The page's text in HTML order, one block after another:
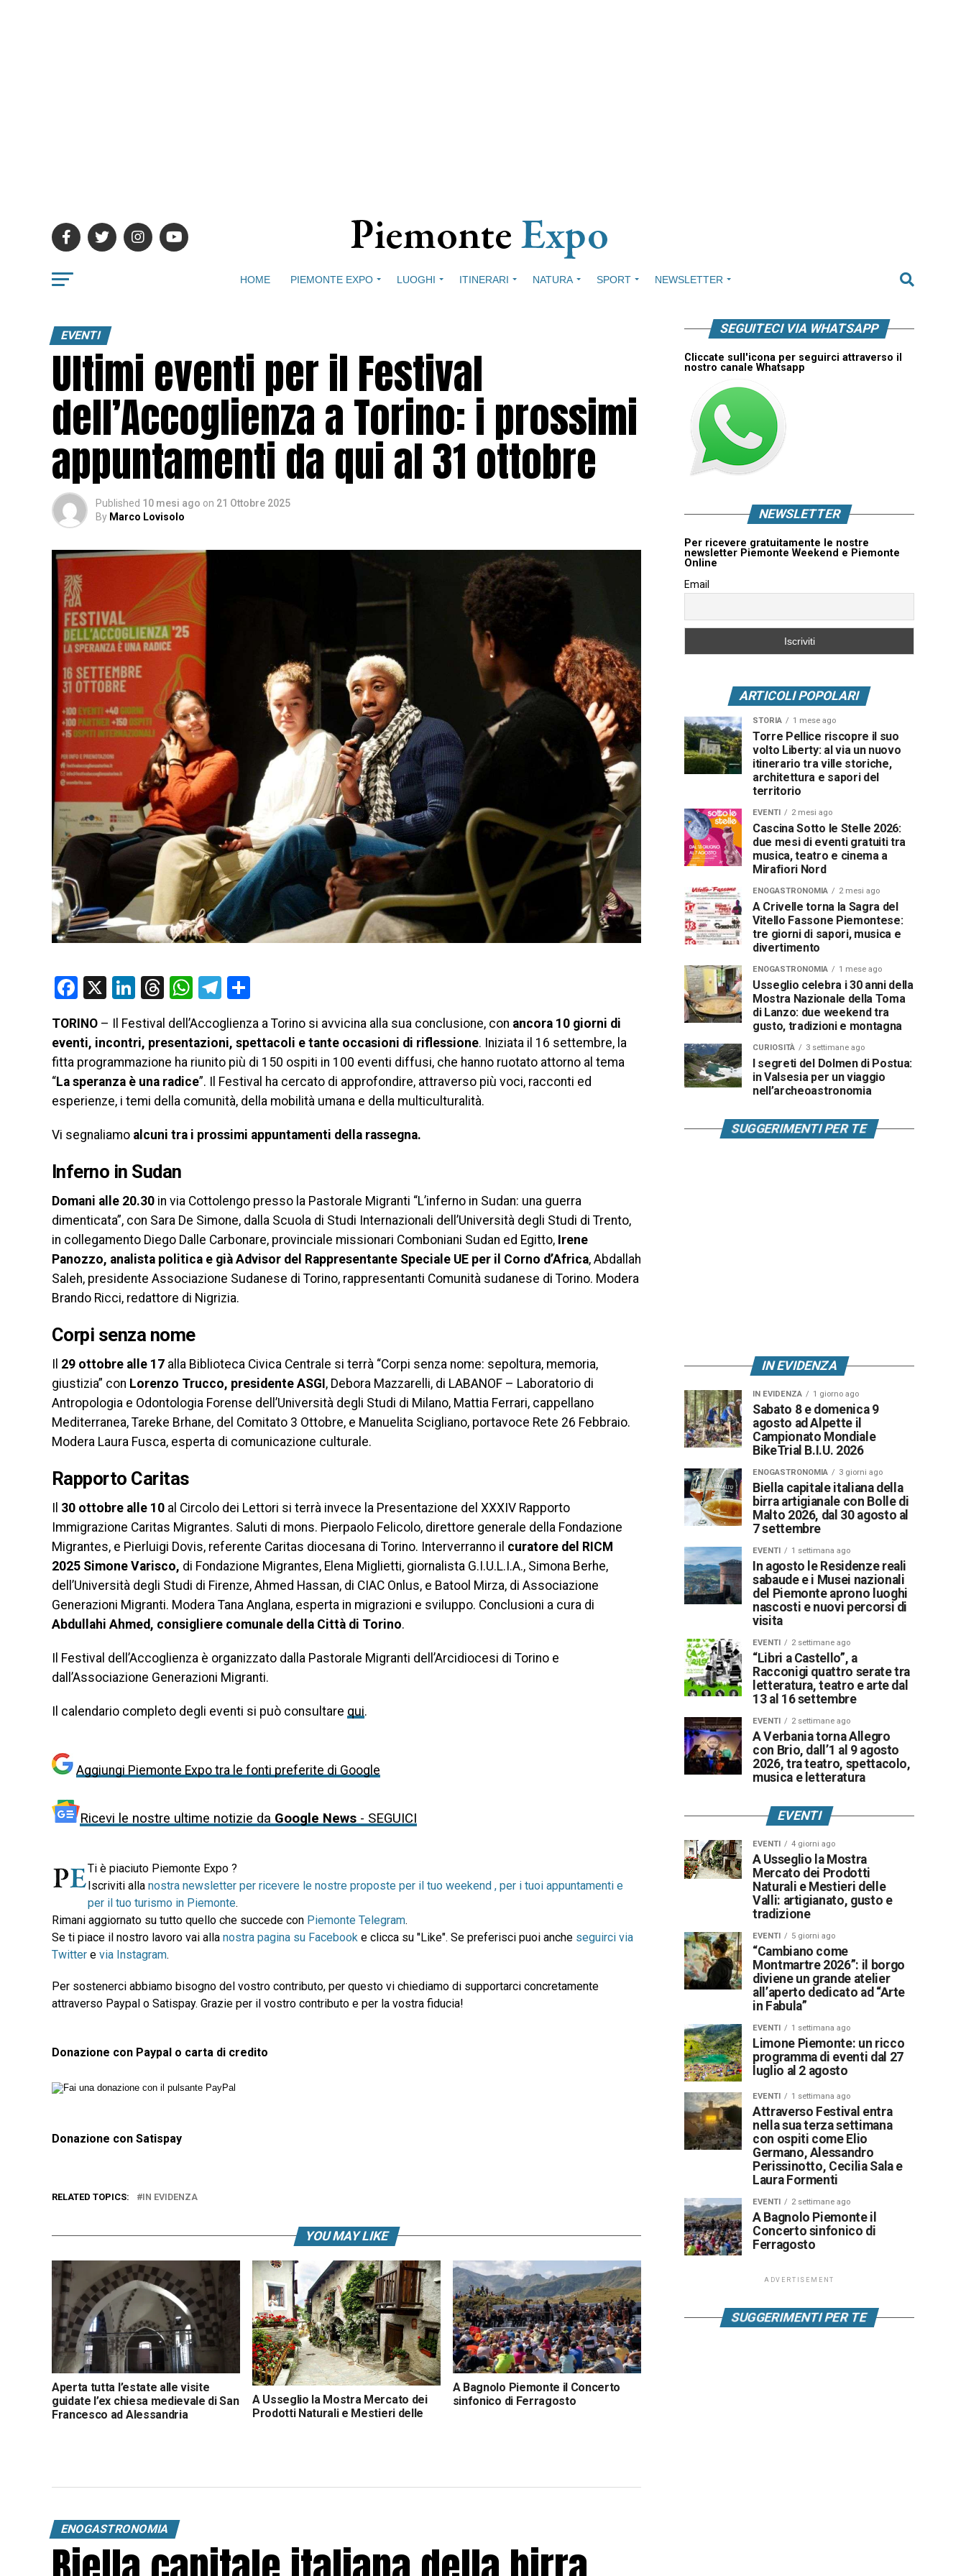
HOME PIEMONTE EXPO LUOGHI ITINERARI NATURA SPORT NEWSLETTER
EVENTI
Ultimi eventi per il Festival
dell’Accoglienza a Torino: i prossimi
appuntamenti da qui al 31 ottobre
Published 10 mesi ago on 21 Ottobre 2025
By Marco Lovisolo
Facebook
X LinkedIn
Threads
WhatsApp
Telegram
TORINO – Il Festival dell’Accoglienza a Torino si avvicina alla sua conclusione, con ancora 10 giorni di
eventi, incontri, presentazioni, spettacoli e tante occasioni di riflessione. Iniziata il 16 settembre, la
fitta programmazione ha riunito più di 150 ospiti in 100 eventi diffusi, che hanno ruotato attorno al tema
“La speranza è una radice”. Il Festival ha cercato di approfondire, attraverso più voci, racconti ed
esperienze, i temi della comunità, della mobilità umana e della multiculturalità.
Vi segnaliamo alcuni tra i prossimi appuntamenti della rassegna.
Inferno in Sudan
Domani alle 20.30 in via Cottolengo presso la Pastorale Migranti “L’inferno in Sudan: una guerra
dimenticata”, con Sara De Simone, dalla Scuola di Studi Internazionali dell’Università degli Studi di Trento,
in collegamento Diego Dalle Carbonare, provinciale missionari Comboniani Sudan ed Egitto, Irene
Panozzo, analista politica e già Advisor del Rappresentante Speciale UE per il Corno d’Africa, Abdallah
Saleh, presidente Associazione Sudanese di Torino, rappresentanti Comunità sudanese di Torino. Modera
Brando Ricci, redattore di Nigrizia.
Corpi senza nome
Il 29 ottobre alle 17 alla Biblioteca Civica Centrale si terrà “Corpi senza nome: sepoltura, memoria,
giustizia” con Lorenzo Trucco, presidente ASGI, Debora Mazzarelli, di LABANOF – Laboratorio di
Antropologia e Odontologia Forense dell’Università degli Studi di Milano, Mattia Ferrari, cappellano
Mediterranea, Tareke Brhane, del Comitato 3 Ottobre, e Manuelita Scigliano, portavoce Rete 26 Febbraio.
Modera Laura Fusca, esperta di comunicazione culturale.
Rapporto Caritas
Il 30 ottobre alle 10 al Circolo dei Lettori si terrà invece la Presentazione del XXXIV Rapporto
Immigrazione Caritas Migrantes. Saluti di mons. Pierpaolo Felicolo, direttore generale della Fondazione
Migrantes, e Pierluigi Dovis, referente Caritas diocesana di Torino. Interverranno il curatore del RICM
2025 Simone Varisco, di Fondazione Migrantes, Elena Miglietti, giornalista G.I.U.L.I.A., Simona Berhe,
dell’Università degli Studi di Firenze, Ahmed Hassan, di CIAC Onlus, e Batool Mirza, di Associazione
Generazioni Migranti. Modera Tana Anglana, esperta in migrazioni e sviluppo. Conclusioni a cura di
Abdullahi Ahmed, consigliere comunale della Città di Torino.
Il Festival dell’Accoglienza è organizzato dalla Pastorale Migranti dell’Arcidiocesi di Torino e
dall’Associazione Generazioni Migranti.
Il calendario completo degli eventi si può consultare qui.
Aggiungi Piemonte Expo tra le fonti preferite di Google
Ricevi le nostre ultime notizie da Google News - SEGUICI
Ti è piaciuto Piemonte Expo ?
Iscriviti alla nostra newsletter per ricevere le nostre proposte per il tuo weekend , per i tuoi appuntamenti e
per il tuo turismo in Piemonte.
Rimani aggiornato su tutto quello che succede con Piemonte Telegram.
Se ti piace il nostro lavoro vai alla nostra pagina su Facebook e clicca su "Like". Se preferisci puoi anche seguirci via
Twitter e via Instagram.
Per sostenerci abbiamo bisogno del vostro contributo, per questo vi chiediamo di supportarci concretamente
attraverso Paypal o Satispay. Grazie per il vostro contributo e per la vostra fiducia!
Donazione con Paypal o carta di credito
Donazione con Satispay
RELATED TOPICS: IN EVIDENZA
YOU MAY LIKE
Aperta tutta l’estate alle visite
guidate l’ex chiesa medievale di San
Francesco ad Alessandria
A Usseglio la Mostra Mercato dei
Prodotti Naturali e Mestieri delle
A Bagnolo Piemonte il Concerto
sinfonico di Ferragosto
ENOGASTRONOMIA
SEGUITECI VIA WHATSAPP
Cliccate sull'icona per seguirci attraverso il
nostro canale Whatsapp
NEWSLETTER
Per ricevere gratuitamente le nostre
newsletter Piemonte Weekend e Piemonte
Online
Email
ARTICOLI POPOLARI
STORIA 1 mese ago
Torre Pellice riscopre il suo
volto Liberty: al via un nuovo
itinerario tra ville storiche,
architettura e sapori del
territorio
EVENTI 2 mesi ago
Cascina Sotto le Stelle 2026:
due mesi di eventi gratuiti tra
musica, teatro e cinema a
Mirafiori Nord
ENOGASTRONOMIA 2 mesi ago
A Crivelle torna la Sagra del
Vitello Fassone Piemontese:
tre giorni di sapori, musica e
divertimento
ENOGASTRONOMIA 1 mese ago
Usseglio celebra i 30 anni della
Mostra Nazionale della Toma
di Lanzo: due weekend tra
gusto, tradizioni e montagna
CURIOSITÀ 3 settimane ago
I segreti del Dolmen di Postua:
in Valsesia per un viaggio
nell’archeoastronomia
SUGGERIMENTI PER TE
IN EVIDENZA
IN EVIDENZA 1 giorno ago
Sabato 8 e domenica 9
agosto ad Alpette il
Campionato Mondiale
BikeTrial B.I.U. 2026
ENOGASTRONOMIA 3 giorni ago
Biella capitale italiana della
birra artigianale con Bolle di
Malto 2026, dal 30 agosto al
7 settembre
EVENTI 1 settimana ago
In agosto le Residenze reali
sabaude e i Musei nazionali
del Piemonte aprono luoghi
nascosti e nuovi percorsi di
visita
EVENTI 2 settimane ago
“Libri a Castello”, a
Racconigi quattro serate tra
letteratura, teatro e arte dal
13 al 16 settembre
EVENTI 2 settimane ago
A Verbania torna Allegro
con Brio, dall’1 al 9 agosto
2026, tra teatro, spettacolo,
musica e letteratura
EVENTI
EVENTI 4 giorni ago
A Usseglio la Mostra
Mercato dei Prodotti
Naturali e Mestieri delle
Valli: artigianato, gusto e
tradizione
EVENTI 5 giorni ago
“Cambiano come
Montmartre 2026”: il borgo
diviene un grande atelier
all’aperto dedicato ad “Arte
in Fabula”
EVENTI 1 settimana ago
Limone Piemonte: un ricco
programma di eventi dal 27
luglio al 2 agosto
EVENTI 1 settimana ago
Attraverso Festival entra
nella sua terza settimana
con ospiti come Elio
Germano, Alessandro
Perissinotto, Cecilia Sala e
Laura Formenti
EVENTI 2 settimane ago
A Bagnolo Piemonte il
Concerto sinfonico di
Ferragosto
ADVERTISEMENT
SUGGERIMENTI PER TE